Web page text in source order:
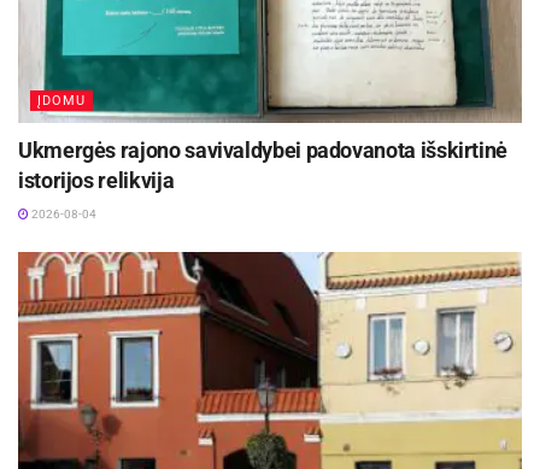
Puipa ir kino režisierė Janina Lapinskaitė dar šią
vasarą svečiuosis Zarasuose
2026-08-04
ĮDOMU
Ukmergės rajono savivaldybei padovanota išskirtinė
istorijos relikvija
2026-08-04